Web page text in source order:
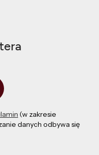
(w zakresie
danych odbywa się